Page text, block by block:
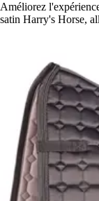
Améliorez
satin Harry's Horse,